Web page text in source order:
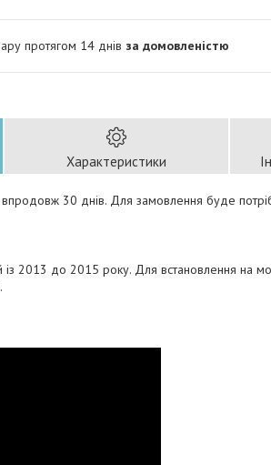
протягом 14 днів за домовленістю
Характеристики
30 днів. Для замовлення буде
із 2013 до 2015 року. Для встановлення на